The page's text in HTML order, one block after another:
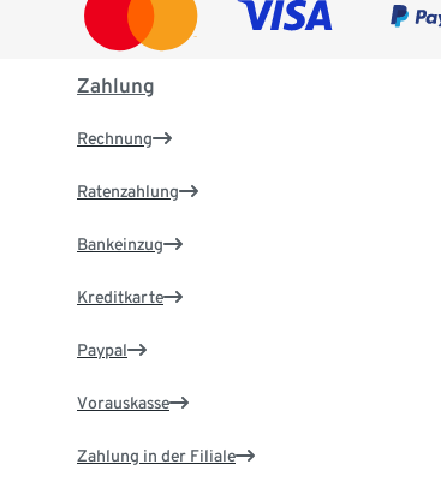
Zahlung
Rechnung
Ratenzahlung
Bankeinzug
Kreditkarte
Paypal
Vorauskasse
Zahlung in der Filiale